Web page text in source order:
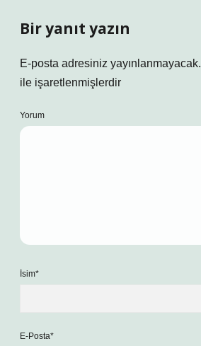
Bir yanıt yazın
E-posta adresiniz yayınlanmayacak.
ile işaretlenmişlerdir
Yorum
İsim*
E-Posta*